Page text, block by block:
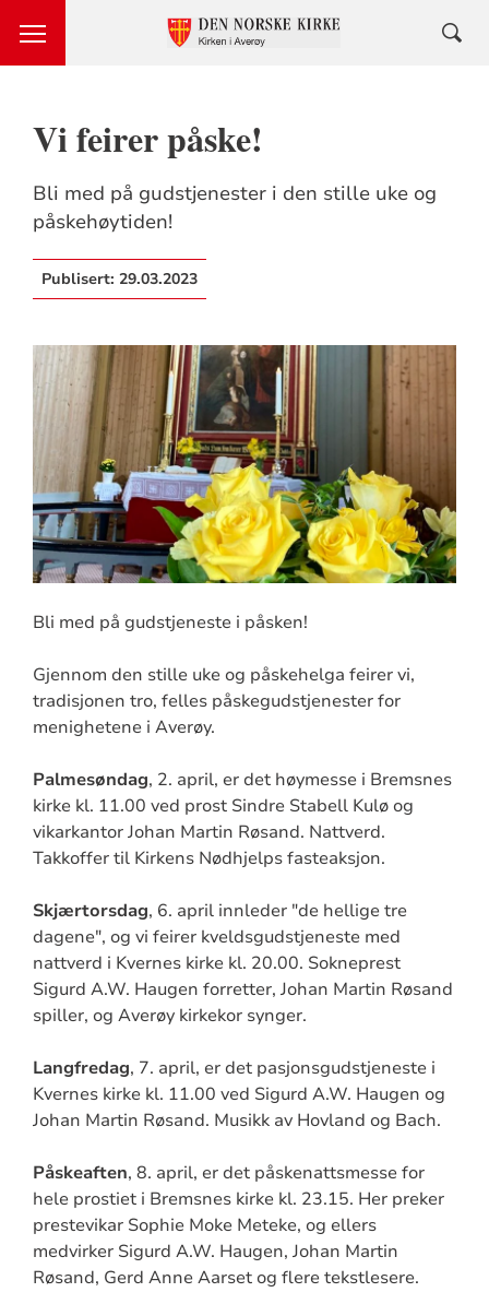
Vi feirer påske!
Bli med på gudstjenester i den stille uke og
påskehøytiden!
Publisert: 29.03.2023
Bli med på gudstjeneste i påsken!
Gjennom den stille uke og påskehelga feirer vi,
tradisjonen tro, felles påskegudstjenester for
menighetene i Averøy.
Palmesøndag, 2. april, er det høymesse i Bremsnes
kirke kl. 11.00 ved prost Sindre Stabell Kulø og
vikarkantor Johan Martin Røsand. Nattverd.
Takkoffer til Kirkens Nødhjelps fasteaksjon.
Skjærtorsdag, 6. april innleder "de hellige tre
dagene", og vi feirer kveldsgudstjeneste med
nattverd i Kvernes kirke kl. 20.00. Sokneprest
Sigurd A.W. Haugen forretter, Johan Martin Røsand
spiller, og Averøy kirkekor synger.
Langfredag, 7. april, er det pasjonsgudstjeneste i
Kvernes kirke kl. 11.00 ved Sigurd A.W. Haugen og
Johan Martin Røsand. Musikk av Hovland og Bach.
Påskeaften, 8. april, er det påskenattsmesse for
hele prostiet i Bremsnes kirke kl. 23.15. Her preker
prestevikar Sophie Moke Meteke, og ellers
medvirker Sigurd A.W. Haugen, Johan Martin
Røsand, Gerd Anne Aarset og flere tekstlesere.